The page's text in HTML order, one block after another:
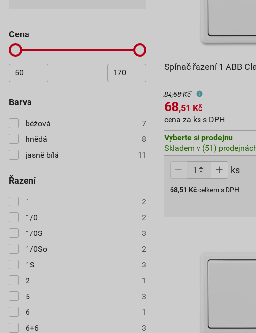
barva
béžová
7
hnědá
8
jasně bílá
11
Řazení
1
2
1/0
2
1/0S
3
1/0So
2
1S
3
2
1
5
3
6
1
6+6
3
cena
Spínač řazení 1 ABB
84,58 Kč
68,51 Kč
cena za ks s DPH
Vyberte si prodejnu
Skladem v (51)
ks
68,51 Kč celkem s DPH